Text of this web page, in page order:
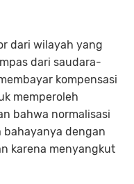
dari wilayah yang
dari saudara-
kompensasi
memperoleh
bahwa normalisasi
dengan
karena menyangkut